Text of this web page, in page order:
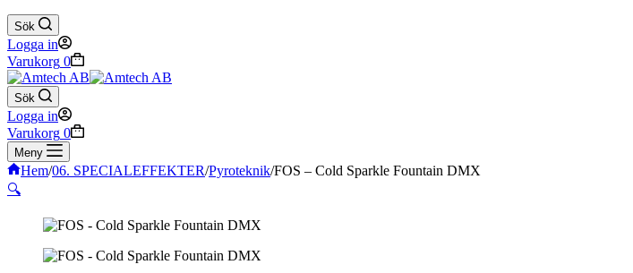
Sök
Logga in
Varukorg 0
Sök
Logga in
Varukorg 0
Meny
Hem/06. SPECIALEFFEKTER/Pyroteknik/FOS – Cold Sparkle Fountain DMX
🔍